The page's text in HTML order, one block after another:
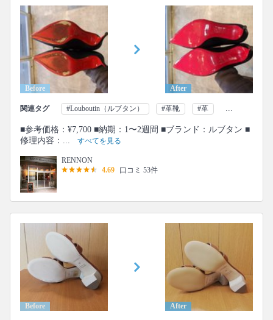
Before After
関連タグ #Louboutin（ルブタン） #革靴 #革 ...
■参考価格：¥7,700 ■納期：1〜2週間 ■ブランド：ルブタン ■
修理内容：...
すべてを見る
RENNON
4.69
口コミ 53件
Before After